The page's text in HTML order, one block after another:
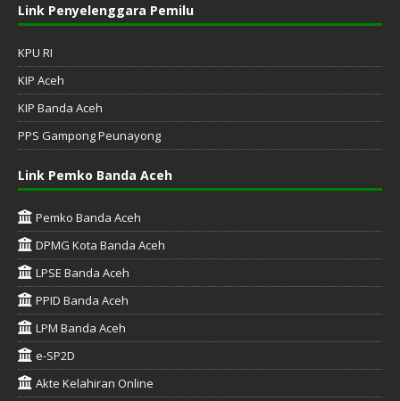
Link Penyelenggara Pemilu
KPU RI
KIP Aceh
KIP Banda Aceh
PPS Gampong Peunayong
Link Pemko Banda Aceh
Pemko Banda Aceh
DPMG Kota Banda Aceh
LPSE Banda Aceh
PPID Banda Aceh
LPM Banda Aceh
e-SP2D
Akte Kelahiran Online